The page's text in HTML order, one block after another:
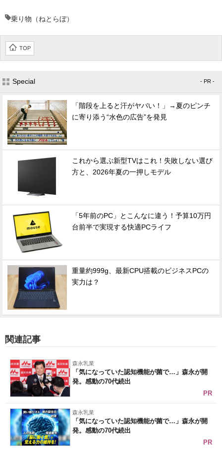
乗り物（ねとらぼ）
TOP
Special - PR -
「階段を上ると汗がヤバい！」→夏のピンチ
に寄り添う“水色の広告”を発見
これから選ぶ新型TVはこれ！失敗しない選び
方と、2026年夏の一押しモデル
「5年前のPC」とこんなに違う！予算10万円
台前半で実現する快適PCライフ
重量約999g、最新CPU搭載のビジネスPCの
実力は？
関連記事
森永乳業
「気になっていた認知機能が菌で…」森永が開
発。感動の70代続出
PR
森永乳業
「気になっていた認知機能が菌で…」森永が開
発。感動の70代続出
PR